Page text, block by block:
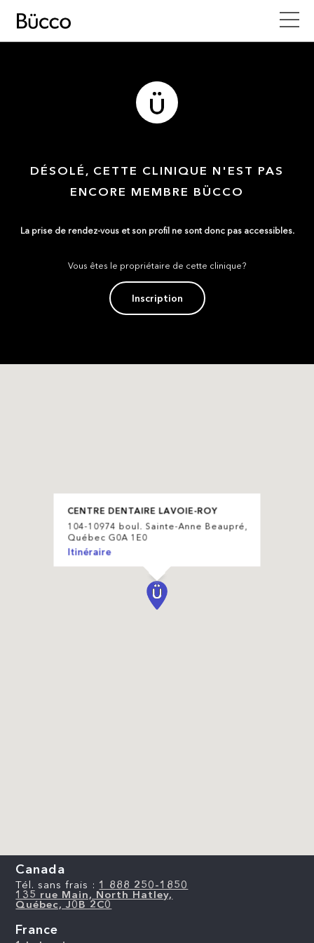
DÉSOLÉ, CETTE CLINIQUE N'EST PAS
ENCORE MEMBRE BÜCCO
La prise de rendez-vous et son profil ne sont donc pas accessibles.
Vous êtes le propriétaire de cette clinique?
Inscription
CENTRE DENTAIRE LAVOIE-ROY
104-10974 boul. Sainte-Anne Beaupré,
Québec G0A 1E0
Itinéraire
Canada
Tél. sans frais : 1 888 250-1850
135 rue Main, North Hatley,
Québec, J0B 2C0
France